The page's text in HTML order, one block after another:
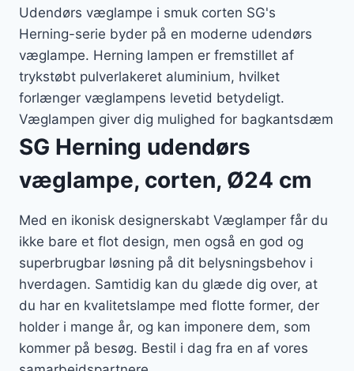
Udendørs væglampe i smuk corten SG's
Herning-serie byder på en moderne udendørs
væglampe. Herning lampen er fremstillet af
trykstøbt pulverlakeret aluminium, hvilket
forlænger væglampens levetid betydeligt.
Væglampen giver dig mulighed for bagkantsdæm
SG Herning udendørs
væglampe, corten, Ø24 cm
Med en ikonisk designerskabt Væglamper får du
ikke bare et flot design, men også en god og
superbrugbar løsning på dit belysningsbehov i
hverdagen. Samtidig kan du glæde dig over, at
du har en kvalitetslampe med flotte former, der
holder i mange år, og kan imponere dem, som
kommer på besøg. Bestil i dag fra en af vores